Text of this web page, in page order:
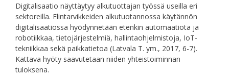
Digitalisaatio näyttäytyy alkutuottajan työssä useilla eri
sektoreilla. Elintarvikkeiden alkutuotannossa käytännön
digitalisaatiossa hyödynnetään etenkin automaatiota ja
robotiikkaa, tietojärjestelmiä, hallintaohjelmistoja, IoT-
tekniikkaa sekä paikkatietoa (Latvala T. ym., 2017, 6-7).
Kattava hyöty saavutetaan niiden yhteistoiminnan
tuloksena.